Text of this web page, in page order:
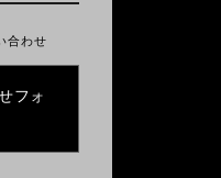
合わせ
フォ